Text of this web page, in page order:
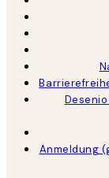
Anmeldung